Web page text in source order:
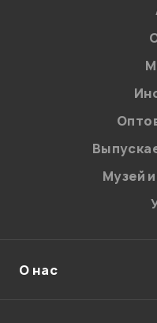
на
персональных данных.
Введите
Отправить
Музей
О нас